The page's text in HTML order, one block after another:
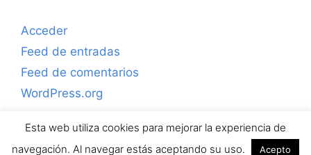
Acceder
Feed de entradas
Feed de comentarios
WordPress.org
Copyrihgt © 2026 ejerciciosdefutbolsala.com por José
Esta web utiliza cookies para mejorar la experiencia de
navegación. Al navegar estás aceptando su uso.
Acepto